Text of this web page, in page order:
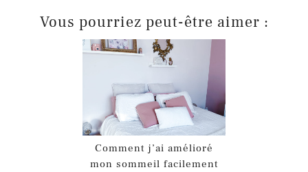
Vous pourriez peut-être aimer :
Comment j’ai amélioré
mon sommeil facilement